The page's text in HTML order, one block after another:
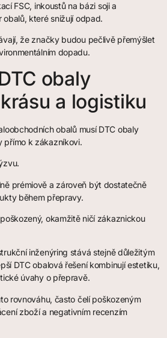
FSC, inkoustů na bázi soji a
které snižují odpad.
že značky budou pečlivě přemýšlet
dopadu.
obaly
a logistiku
obalů musí DTC obaly
přímo k zákazníkovi.
prémiově a zároveň být dostatečně
během přepravy.
okamžitě ničí zákaznickou
inženýring stává stejně důležitým
DTC obalová řešení kombinují estetiku,
úvahy o přepravě.
rovnováhu, často čelí poškozeným
zboží a negativním recenzím